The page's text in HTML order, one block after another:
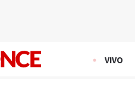
VIVO